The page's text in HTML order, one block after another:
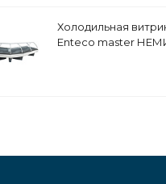
Холодильная
Enteco master